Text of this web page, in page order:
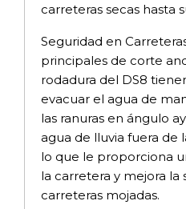
carreteras secas hasta
Seguridad en
principales de corte
rodadura del DS8
evacuar el agua de
las ranuras en ángulo
agua de lluvia fuera de
lo que le proporciona
la carretera y mejora la
carreteras mojadas.